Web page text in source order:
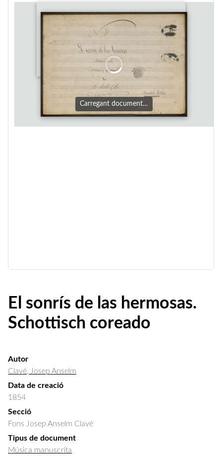
Carregant document…
El sonrís de las hermosas.
Schottisch coreado
Autor
Clavé, Josep Anselm
Data de creació
1854
Secció
Fons Josep Anselm Clavé
Tipus de document
Música manuscrita